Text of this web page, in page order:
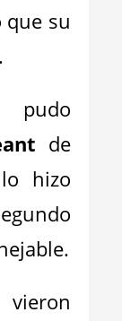
que su
pudo
de
hizo